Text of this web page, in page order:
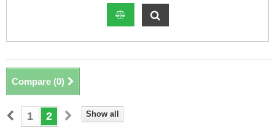
Compare (0)
Show all
1 2